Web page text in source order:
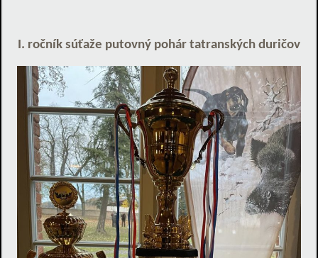
I. ročník súťaže putovný pohár tatranských duričov